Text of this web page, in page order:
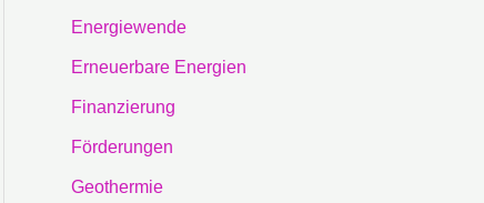
Energiewende
Erneuerbare Energien
Finanzierung
Förderungen
Geothermie